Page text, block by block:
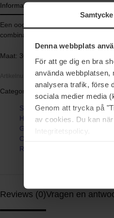
Samtycke
Denna webbplats
För att ge dig en bra
använda
analysera trafik, förse
sociala medier media
Genom att trycka på
av cookies. Du kan
Integritetspolicy.
Informatie
Een oogserum dat rimpels op de
combinatie van ginseng extract en
Maat: 30 ml
Artikelnummer: 114285
Categorieën:
Startpagina
Huidverzorging
Gezichtsverzorging
Oogserum
Revive Eye Serum
Reviews (0)Vragen en